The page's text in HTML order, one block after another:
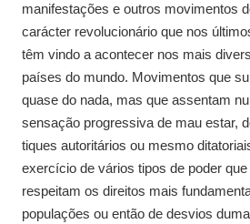
manifestações e outros movimentos
carácter revolucionário que nos
têm vindo a acontecer nos mais
países do mundo. Movimentos que
quase do nada, mas que assentam
sensação progressiva de mau estar,
tiques autoritários ou mesmo
exercício de vários tipos de poder que
respeitam os direitos mais
populações ou então de desvios